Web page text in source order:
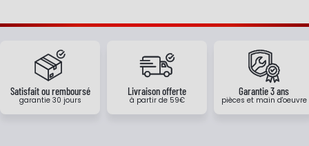
Satisfait ou remboursé
garantie 30 jours
Livraison offerte
à partir de 59€
Garantie 3 ans
pièces et main d'oeuvre